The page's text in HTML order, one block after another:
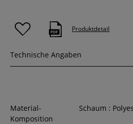
Produktdetail
Technische Angaben
Material-
Komposition
Schaum :